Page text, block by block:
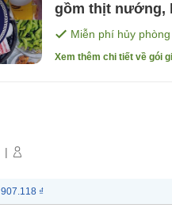
gồm thịt nướng,
sáng] [Bữa tối]
Miễn phí hủy
Xem thêm chi tiết về gói
|
907.118 ₫